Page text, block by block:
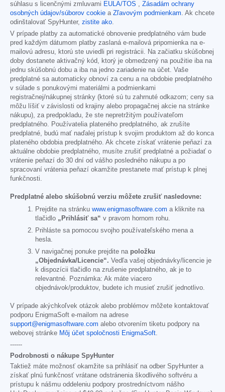
súhlasu s licenčnými zmluvami EULA/TOS , Zásadám ochrany
osobných údajov/súborov cookie a Zľavovým podmienkam. Ak chcete
odinštalovať SpyHunter, zistite ako.
V prípade platby za automatické obnovenie predplatného vám bude
pred každým dátumom platby zaslaná e-mailová pripomienka na e-
mailovú adresu, ktorú ste uviedli pri registrácii. Na začiatku skúšobnej
doby dostanete aktivačný kód, ktorý je obmedzený na použitie iba na
jednu skúšobnú dobu a iba na jedno zariadenie na účet. Vaše
predplatné sa automaticky obnoví za cenu a na obdobie predplatného
v súlade s ponukovými materiálmi a podmienkami
registračnej/nákupnej stránky (ktoré sú tu zahrnuté odkazom; ceny sa
môžu líšiť v závislosti od krajiny alebo propagačnej akcie na stránke
nákupu), za predpokladu, že ste nepretržitým používateľom
predplatného. Používatelia plateného predplatného, ak zrušíte
predplatné, budú mať naďalej prístup k svojim produktom až do konca
plateného obdobia predplatného. Ak chcete získať vrátenie peňazí za
aktuálne obdobie predplatného, musíte zrušiť predplatné a požiadať o
vrátenie peňazí do 30 dní od vášho posledného nákupu a po
spracovaní vrátenia peňazí okamžite prestanete mať prístup k plnej
funkčnosti.
Predplatné alebo skúšobnú verziu môžete zrušiť nasledovne:
Prejdite na stránku www.enigmasoftware.com a kliknite na
tlačidlo „Prihlásiť sa“ v pravom hornom rohu.
Prihláste sa pomocou svojho používateľského mena a
hesla.
V navigačnej ponuke prejdite na položku
„Objednávka/Licencie“. Vedľa vašej objednávky/licencie je
k dispozícii tlačidlo na zrušenie predplatného, ak je to
relevantné. Poznámka: Ak máte viacero
objednávok/produktov, budete ich musieť zrušiť jednotlivo.
V prípade akýchkoľvek otázok alebo problémov môžete kontaktovať
podporu EnigmaSoft e-mailom na adrese
support@enigmasoftware.com alebo otvorením tiketu podpory na
webovej stránke Môj účet spoločnosti EnigmaSoft.
------
Podrobnosti o nákupe SpyHunter
Taktiež máte možnosť okamžite sa prihlásiť na odber SpyHunter a
získať plnú funkčnosť vrátane odstránenia škodlivého softvéru a
prístupu k nášmu oddeleniu podpory prostredníctvom nášho